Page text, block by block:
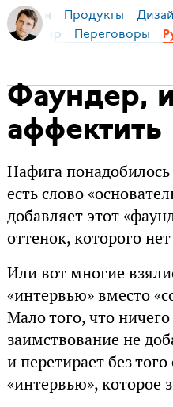
Бирман Продукты
Мир Переговоры
Фаундер,
аффектить
Нафига понадобилось
есть слово
добавляет этот
оттенок, которого
Или вот многие
«интервью» вместо
Мало того, что
заимствование не
и перетирает без
«интервью», которое